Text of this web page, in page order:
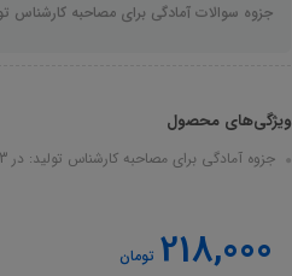
جزوه سوالات آمادگی برای مصاحبه کارشناس
ویژگی‌های محصول
جزوه آمادگی برای مصاحبه کارشناس تولید: در 303 صفحه در قالب فایل pdf
218,000 تومان